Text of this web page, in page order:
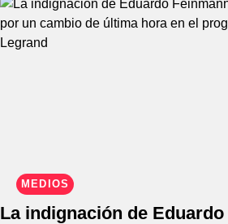
MEDIOS
La indignación de